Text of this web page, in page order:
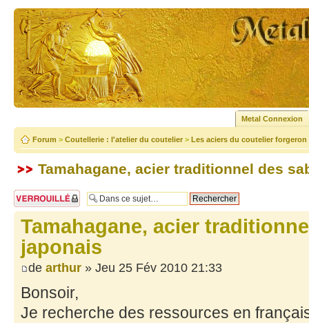
Metal Connexion
Forum > Coutellerie : l'atelier du coutelier > Les aciers du coutelier forgeron
Tamahagane, acier traditionnel des
Sujet verrouillé
Tamahagane, acier
japonais
de arthur » Jeu 25 Fév 2010 21:33
Bonsoir,
Je recherche des ressources en